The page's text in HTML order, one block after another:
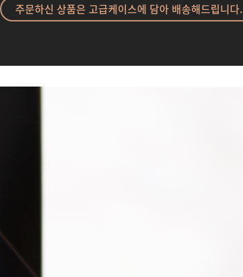
주문하신 상품은 고급케이스에 담아 배송해드립니다.